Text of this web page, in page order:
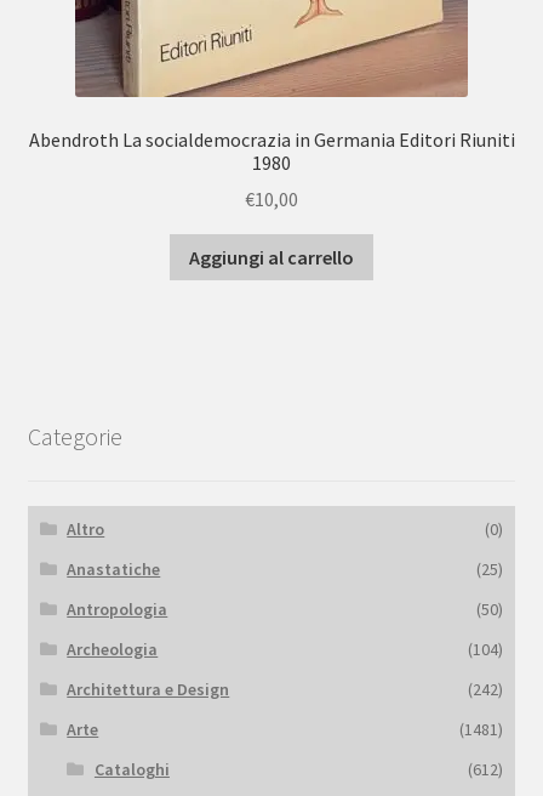
Abendroth La socialdemocrazia in Germania Editori Riuniti
1980
€10,00
Aggiungi al carrello
Categorie
Altro
(0)
Anastatiche
(25)
Antropologia
(50)
Archeologia
(104)
Architettura e Design
(242)
Arte
(1481)
Cataloghi
(612)